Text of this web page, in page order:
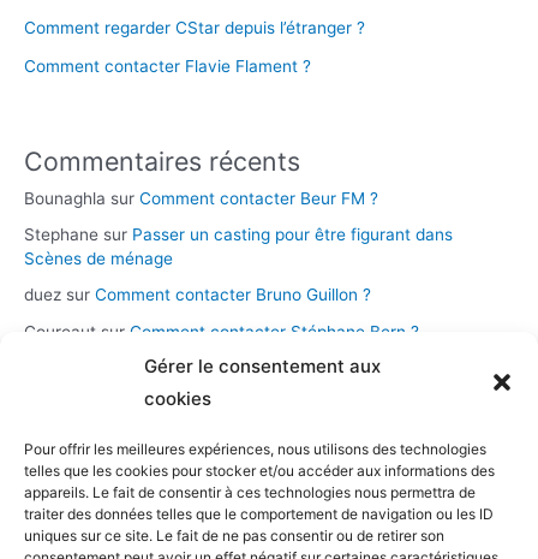
Gérer le consentement aux
cookies
Pour offrir les meilleures expériences, nous utilisons des technologies
telles que les cookies pour stocker et/ou accéder aux informations des
appareils. Le fait de consentir à ces technologies nous permettra de
traiter des données telles que le comportement de navigation ou les ID
uniques sur ce site. Le fait de ne pas consentir ou de retirer son
Comment regarder CStar depuis l’étranger ?
Comment contacter Flavie Flament ?
Commentaires récents
Bounaghla sur Comment contacter Beur FM ?
Stephane sur Passer un casting pour être figurant dans
Scènes de ménage
duez sur Comment contacter Bruno Guillon ?
Coureaut sur Comment contacter Stéphane Bern ?
Comment contacter la chaîne Novo 19 ?
Catégories
Assistance et démarches
Casting et participation